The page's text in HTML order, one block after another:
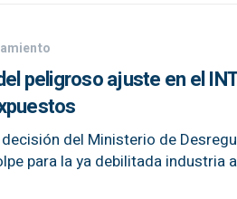
peligroso ajuste en el
del Ministerio de
para la ya debilitada industria